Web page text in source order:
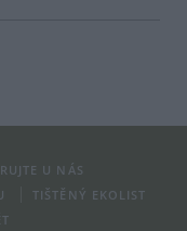
U NÁS
TIŠTĚNÝ EKOLIST